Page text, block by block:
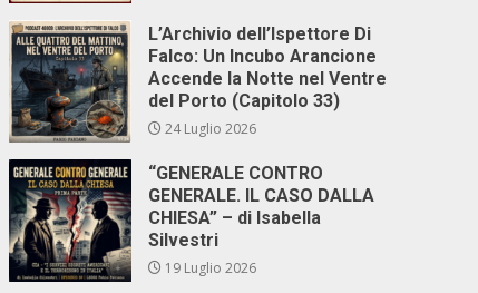
L’Archivio dell’Ispettore Di
Falco: Un Incubo Arancione
Accende la Notte nel Ventre
del Porto (Capitolo 33)
24 Luglio 2026
“GENERALE CONTRO
GENERALE. IL CASO DALLA
CHIESA” – di Isabella
Silvestri
19 Luglio 2026